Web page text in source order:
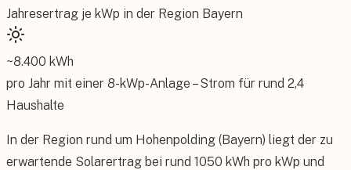
Jahresertrag je kWp in der Region Bayern
~8.400 kWh
pro Jahr mit einer 8-kWp-Anlage – Strom für rund 2,4
Haushalte
In der Region rund um Hohenpolding (Bayern) liegt der zu
erwartende Solarertrag bei rund 1050 kWh pro kWp und